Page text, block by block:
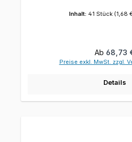
Inhalt: 41 Stück (1,68
Regulärer
Ab 68,73
Preise exkl. MwSt. zzgl.
Details